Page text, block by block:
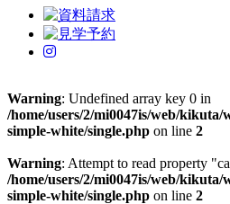
Warning: Undefined array key 0 in
/home/users/2/mi0047is/web/kikuta/
simple-white/single.php on line 2
Warning: Attempt to read property
/home/users/2/mi0047is/web/kikuta/
simple-white/single.php on line 2